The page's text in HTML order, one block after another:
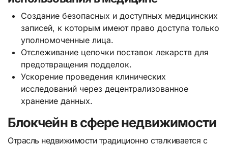
Создание безопасных и доступных медицинских
записей, к которым имеют право доступа только
уполномоченные лица.
Отслеживание цепочки поставок лекарств для
предотвращения подделок.
Ускорение проведения клинических
исследований через децентрализованное
хранение данных.
Блокчейн в сфере недвижимости
Отрасль недвижимости традиционно сталкивается с